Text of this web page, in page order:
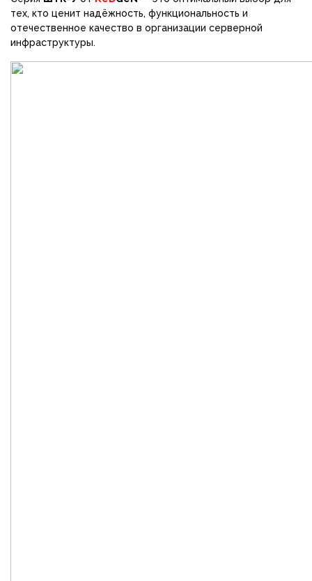
тех, кто ценит надёжность, функциональность и
отечественное качество в организации серверной
инфраструктуры.